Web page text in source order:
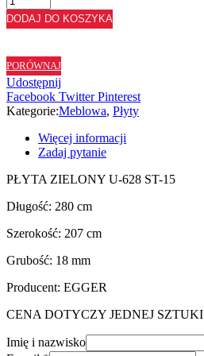
PŁYTA
ZIELONY
ST15
-
18
mm
DODAJ DO KOSZYKA
PORÓWNAJ
Udostępnij
Facebook Twitter Pinterest
Kategorie:Meblowa, Płyty
Więcej informacji
Zadaj pytanie
PŁYTA ZIELONY U-628 ST-15
Długość: 280 cm
Szerokość: 207 cm
Grubość: 18 mm
Producent: EGGER
CENA DOTYCZY JEDNEJ SZTUKI
Imię i nazwisko